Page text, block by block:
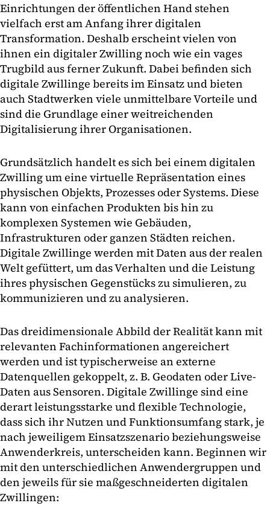
Einrichtungen der öffentlichen Hand stehen
vielfach erst am Anfang ihrer digitalen
Transformation. Deshalb erscheint vielen von
ihnen ein digitaler Zwilling noch wie ein vages
Trugbild aus ferner Zukunft. Dabei befinden sich
digitale Zwillinge bereits im Einsatz und bieten
auch Stadtwerken viele unmittelbare Vorteile und
sind die Grundlage einer weitreichenden
Digitalisierung ihrer Organisationen.
Grundsätzlich handelt es sich bei einem digitalen
Zwilling um eine virtuelle Repräsentation eines
physischen Objekts, Prozesses oder Systems. Diese
kann von einfachen Produkten bis hin zu
komplexen Systemen wie Gebäuden,
Infrastrukturen oder ganzen Städten reichen.
Digitale Zwillinge werden mit Daten aus der realen
Welt gefüttert, um das Verhalten und die Leistung
ihres physischen Gegenstücks zu simulieren, zu
kommunizieren und zu analysieren.
Das dreidimensionale Abbild der Realität kann mit
relevanten Fachinformationen angereichert
werden und ist typischerweise an externe
Datenquellen gekoppelt, z. B. Geodaten oder Live-
Daten aus Sensoren. Digitale Zwillinge sind eine
derart leistungsstarke und flexible Technologie,
dass sich ihr Nutzen und Funktionsumfang stark, je
nach jeweiligem Einsatzszenario beziehungsweise
Anwenderkreis, unterscheiden kann. Beginnen wir
mit den unterschiedlichen Anwendergruppen und
den jeweils für sie maßgeschneiderten digitalen
Zwillingen: